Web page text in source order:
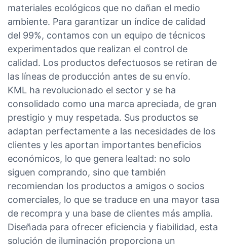
materiales ecológicos que no dañan el medio
ambiente. Para garantizar un índice de calidad
del 99%, contamos con un equipo de técnicos
experimentados que realizan el control de
calidad. Los productos defectuosos se retiran de
las líneas de producción antes de su envío.
KML ha revolucionado el sector y se ha
consolidado como una marca apreciada, de gran
prestigio y muy respetada. Sus productos se
adaptan perfectamente a las necesidades de los
clientes y les aportan importantes beneficios
económicos, lo que genera lealtad: no solo
siguen comprando, sino que también
recomiendan los productos a amigos o socios
comerciales, lo que se traduce en una mayor tasa
de recompra y una base de clientes más amplia.
Diseñada para ofrecer eficiencia y fiabilidad, esta
solución de iluminación proporciona un